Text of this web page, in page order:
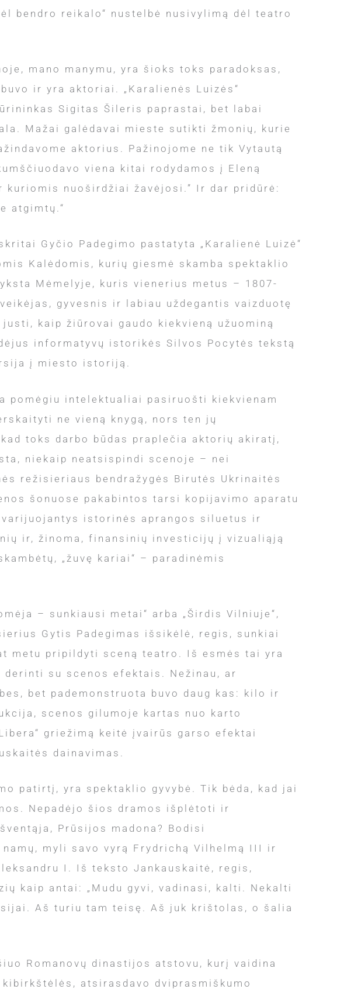
bendro reikalo“ nustelbė nusivylimą dėl teatro
mano manymu, yra šioks toks paradoksas,
ir yra aktoriai. „Karalienės Luizės“
Sigitas Šileris paprastai, bet labai
Mažai galėdavai mieste sutikti žmonių, kurie
aktorius. Pažinojome ne tik Vytautą
viena kitai rodydamos į Eleną
nuoširdžiai žavėjosi.” Ir dar pridūrė:
atgimtų.“
Gyčio Padegimo pastatyta „Karalienė Luizė“
Kalėdomis, kurių giesmė skamba spektaklio
Mėmelyje, kuris vienerius metus – 1807-
gyvesnis ir labiau uždegantis vaizduotę
kaip žiūrovai gaudo kiekvieną užuominą
informatyvų istorikės Silvos Pocytės tekstą
į miesto istoriją.
pomėgiu intelektualiai pasiruošti kiekvienam
ne vieną knygą, nors ten jų
toks darbo būdas praplečia aktorių akiratį,
niekaip neatsispindi scenoje – nei
režisieriaus bendražygės Birutės Ukrinaitės
šonuose pakabintos tarsi kopijavimo aparatu
istorinės aprangos siluetus ir
ir, žinoma, finansinių investicijų į vizualiąją
„žuvę kariai“ – paradinėmis
– sunkiausi metai“ arba „Širdis Vilniuje“,
Gytis Padegimas išsikėlė, regis, sunkiai
metu pripildyti sceną teatro. Iš esmės tai yra
su scenos efektais. Nežinau, ar
bet pademonstruota buvo daug kas: kilo ir
scenos gilumoje kartas nuo karto
griežimą keitė įvairūs garso efektai
dainavimas.
patirtį, yra spektaklio gyvybė. Tik bėda, kad jai
Nepadėjo šios dramos išplėtoti ir
Prūsijos madona? Bodisi
myli savo vyrą Frydrichą Vilhelmą III ir
I. Iš teksto Jankauskaitė, regis,
kaip antai: „Mudu gyvi, vadinasi, kalti. Nekalti
Aš turiu tam teisę. Aš juk krištolas, o šalia
Romanovų dinastijos atstovu, kurį vaidina
atsirasdavo dviprasmiškumo